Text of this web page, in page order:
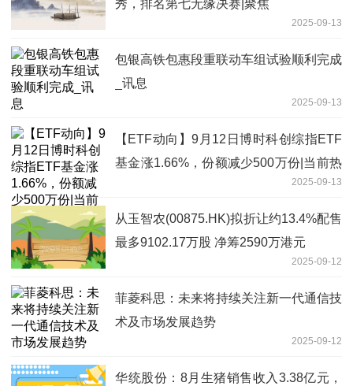
秀，排名第七无缘决赛|聚焦
2025-09-13
包银高铁包惠段重联动车组试验顺利完成
_讯息
2025-09-13
【ETF动向】9月12日博时科创综指ETF
基金涨1.66%，份额减少500万份|当前热
2025-09-13
从玉智农(00875.HK)拟折让约13.4%配售
最多9102.17万股 净筹2590万港元
2025-09-12
菲菱科思：未来将持续关注新一代通信技
术及市场发展趋势
2025-09-12
华统股份：8月生猪销售收入3.38亿元，